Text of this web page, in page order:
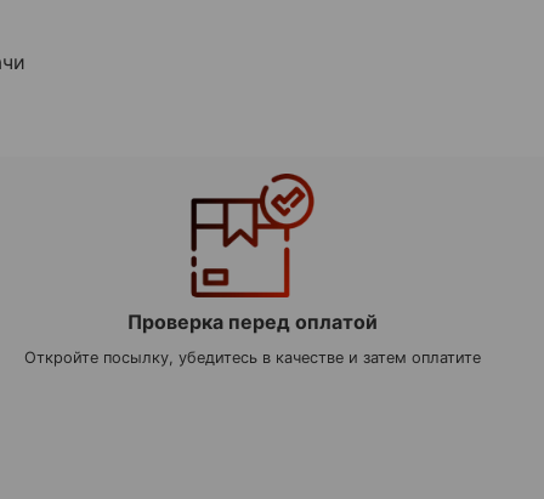
Проверка перед оплатой
Откройте посылку, убедитесь в качестве и затем оплатите